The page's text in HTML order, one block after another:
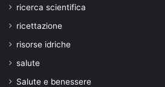
ricerca scientifica
ricettazione
risorse idriche
salute
Salute e benessere